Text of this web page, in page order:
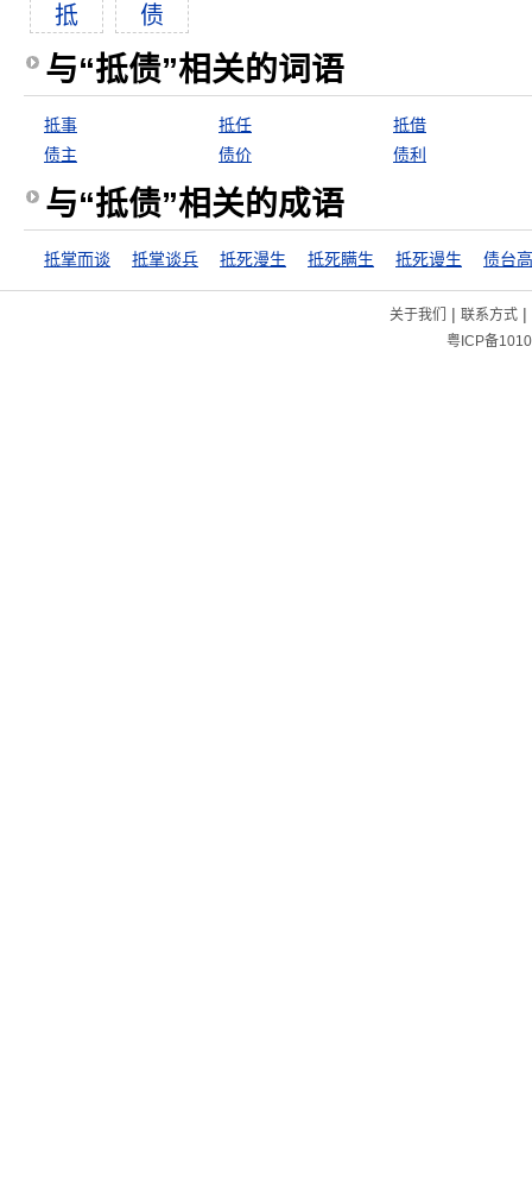
抵 债
与“抵债”相关的词语
抵事 抵任
抵借
债主
债价 债利
与“抵债”相关的成语
抵掌而谈 抵掌谈兵 抵死漫生 抵死瞒生 抵死谩生 债台
关于我们 | 联系方式|
粤ICP备